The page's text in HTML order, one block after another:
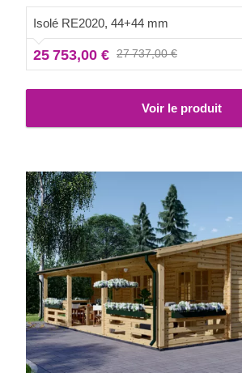
correctement isolée, une telle maison
servir d'espace de vie indépendant.
Isolé RE2020, 44+44 mm
25 753,00 € 27 737,00 €
Voir le produit